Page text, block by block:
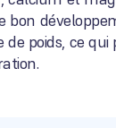
bon
poids, ce